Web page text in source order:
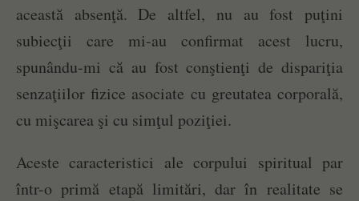
această absenţă. De altfel, nu au fost puţini
subiecţii care mi-au confirmat acest lucru,
spunându-mi că au fost conştienţi de dispariţia
senzaţiilor fizice asociate cu greutatea corporală,
cu mişcarea şi cu simţul poziţiei.
Aceste caracteristici ale corpului spiritual par
într-o primă etapă limitări, dar în realitate se